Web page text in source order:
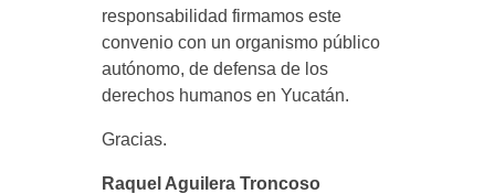
responsabilidad firmamos este
convenio con un organismo público
autónomo, de defensa de los
derechos humanos en Yucatán.
Gracias.
Raquel Aguilera Troncoso